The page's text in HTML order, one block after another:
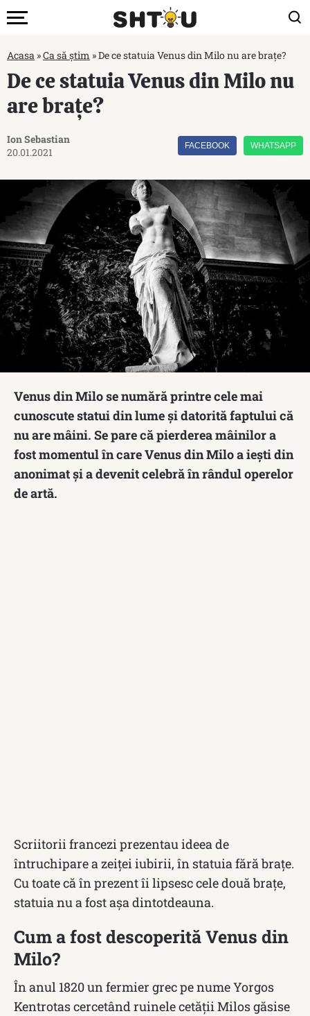
Acasa »Ca să știm »De ce statuia Venus din Milo nu are brațe?
De ce statuia Venus din Milo nu
are brațe?
Ion Sebastian
20.01.2021
FACEBOOK WHATSAPP
Venus din Milo se numără printre cele mai
cunoscute statui din lume și datorită faptului că
nu are mâini. Se pare că pierderea mâinilor a
fost momentul în care Venus din Milo a iești din
anonimat și a devenit celebră în rândul operelor
de artă.
Scriitorii francezi prezentau ideea de
întruchipare a zeiței iubirii, în statuia fără brațe.
Cu toate că în prezent îi lipsesc cele două brațe,
statuia nu a fost așa dintotdeauna.
Cum a fost descoperită Venus din
Milo?
În anul 1820 un fermier grec pe nume Yorgos
Kentrotas cercetând ruinele cetății Milos găsise